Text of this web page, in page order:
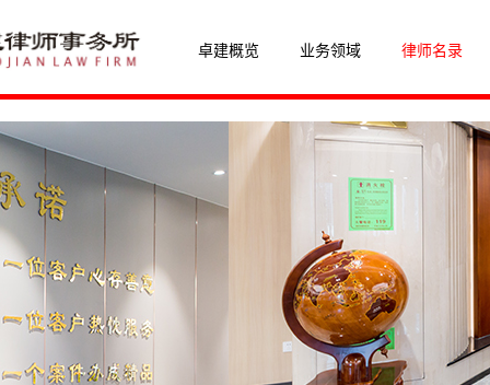
卓建概览 业务领域 律师名录